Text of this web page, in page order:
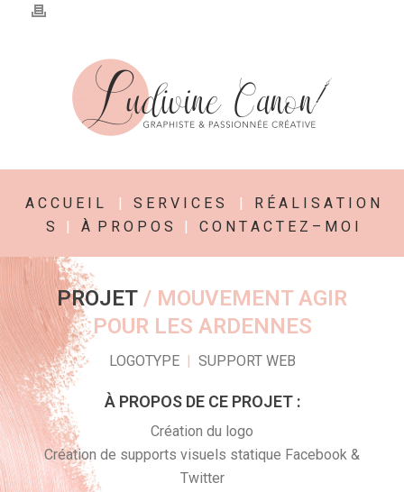
A C C U E I L | S E R V I C E S |
R É A L I S A T I O N
S
| À P R O P O S | C O N T A C T E Z – M O I
PROJET / MOUVEMENT AGIR
POUR LES ARDENNES
LOGOTYPE| SUPPORT WEB
À PROPOS DE CE PROJET :
Création du logo
Création de supports visuels statique Facebook &
Twitter